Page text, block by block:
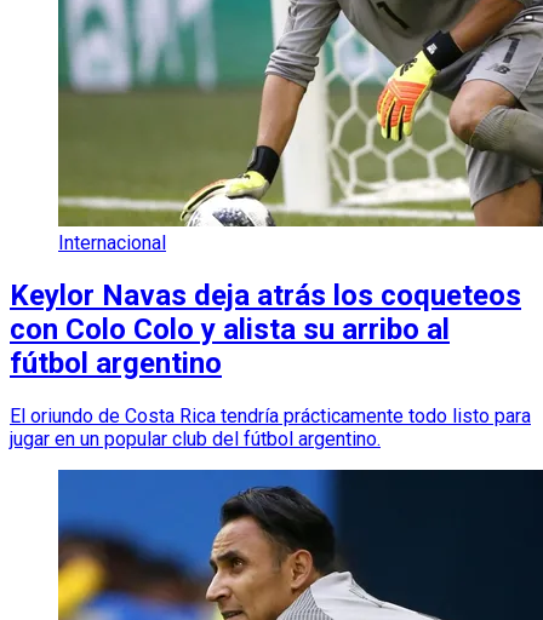
Internacional
Keylor Navas deja atrás los coqueteos
con Colo Colo y alista su arribo al
fútbol argentino
El oriundo de Costa Rica tendría prácticamente todo listo para
jugar en un popular club del fútbol argentino.